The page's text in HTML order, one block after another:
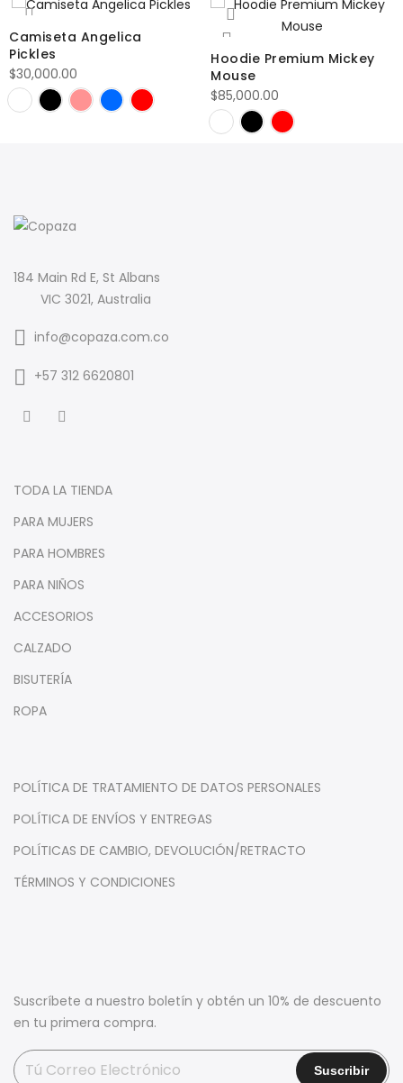
Camiseta Angelica
Pickles
$30,000.00
Hoodie Premium Mickey
Mouse
$85,000.00
184 Main Rd E, St Albans
VIC 3021, Australia
info@copaza.com.co
‪+57 312 6620801‬
TODA LA TIENDA
PARA MUJERS
PARA HOMBRES
PARA NIÑOS
ACCESORIOS
CALZADO
BISUTERÍA
ROPA
POLÍTICA DE TRATAMIENTO DE DATOS PERSONALES
POLÍTICA DE ENVÍOS Y ENTREGAS
POLÍTICAS DE CAMBIO, DEVOLUCIÓN/RETRACTO
TÉRMINOS Y CONDICIONES
Suscríbete a nuestro boletín y obtén un 10% de descuento
en tu primera compra.